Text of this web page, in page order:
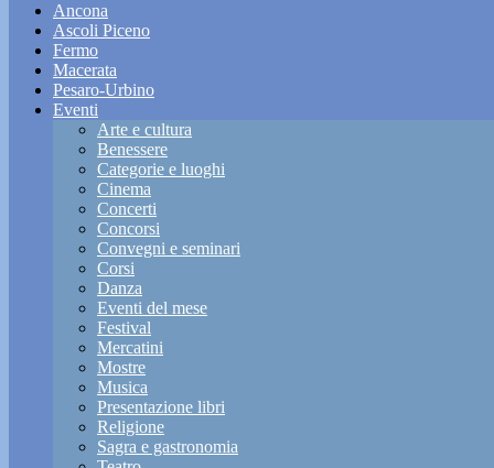
Ancona
Ascoli Piceno
Fermo
Macerata
Pesaro-Urbino
Eventi
Arte e cultura
Benessere
Categorie e luoghi
Cinema
Concerti
Concorsi
Convegni e seminari
Corsi
Danza
Eventi del mese
Festival
Mercatini
Mostre
Musica
Presentazione libri
Religione
Sagra e gastronomia